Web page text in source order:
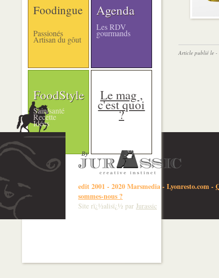
Foodingue
Passionés
Artisan du gôut
Agenda
Les RDV
gourmands
FoodStyle
Sain/santé
Recette
Idées
Le mag ,
c'est quoi
?
Article publié le -
edit 2001 - 2020 Marsmedia - Lyonresto.com-
sommes-nous ?
Site rï¿½alisï¿½ par Jurassic